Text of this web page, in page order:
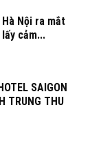
Nội ra mắt
cảm...
SAIGON
TRUNG THU